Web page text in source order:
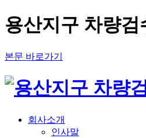
용산지구 차량
본문 바로가기
회사소개
인사말